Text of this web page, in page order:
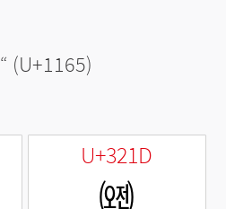
“ (U+1165)
U+321D
㈝